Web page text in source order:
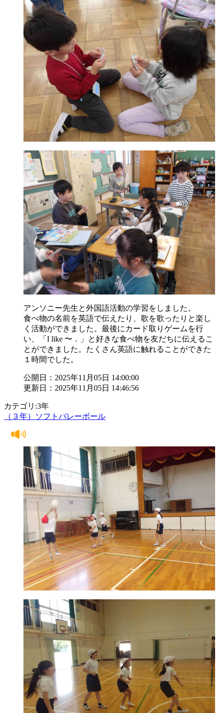
アンソニー先生と外国語活動の学習をしました。
食べ物の名前を英語で伝えたり、歌を歌ったりと楽し
く活動ができました。最後にカード取りゲームを行
い、「I like 〜．」と好きな食べ物を友だちに伝えるこ
とができました。たくさん英語に触れることができた
１時間でした。
公開日：2025年11月05日 14:00:00
更新日：2025年11月05日 14:46:56
カテゴリ:3年
（３年）ソフトバレーボール